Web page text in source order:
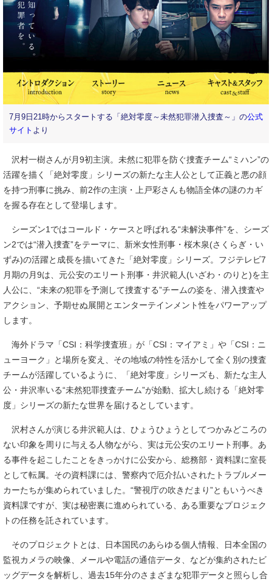
7月9日21時からスタートする「絶対零度～未然犯罪潜入捜査～」の公式
サイト より
沢村一樹さんが月9初主演。未然に犯罪を防ぐ捜査チーム“ミハン”の
活躍を描く「絶対零度」シリーズの新たな主人公として正義と悪の顔
を持つ刑事に挑み、前2作の主演・上戸彩さんも物語全体の謎のカギ
を握る存在として登場します。
シーズン1ではコールド・ケースと呼ばれる“未解決事件”を、シーズ
ン2では“潜入捜査”をテーマに、新米女性刑事・桜木泉(さくらぎ・い
ずみ)の活躍と成長を描いてきた「絶対零度」シリーズ。フジテレビ7
月期の月9は、元公安のエリート刑事・井沢範人(いざわ・のりと)を主
人公に、“未来の犯罪を予測して捜査する”チームの姿を、潜入捜査や
アクション、予期せぬ展開とエンターテインメント性をパワーアップ
します。
海外ドラマ「CSI：科学捜査班」が「CSI：マイアミ」や「CSI：ニ
ューヨーク」と場所を変え、その地域の特性を活かして全く別の捜査
チームが活躍しているように、「絶対零度」シリーズも、新たな主人
公・井沢率いる“未然犯罪捜査チーム”が始動、拡大し続ける「絶対零
度」シリーズの新たな世界を届けるとしています。
沢村さんが演じる井沢範人は、ひょうひょうとしてつかみどころの
ない印象を周りに与える人物ながら、実は元公安のエリート刑事。あ
る事件を起こしたことをきっかけに公安から、総務部・資料課に室長
として転属。その資料課には、警察内で厄介払いされたトラブルメー
カーたちが集められていました。“警視庁の吹きだまり”ともいうべき
資料課ですが、実は秘密裏に進められている、ある重要なプロジェク
トの任務を託されています。
そのプロジェクトとは、日本国民のあらゆる個人情報、日本全国の
監視カメラの映像、メールや電話の通信データ、などが集約されたビ
ッグデータを解析し、過去15年分のさまざまな犯罪データと照らし合